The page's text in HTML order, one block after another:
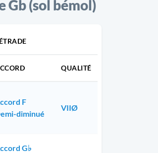
Gb (sol bémol)
QUALITÉ
F
diminué
VIIØ
G♭